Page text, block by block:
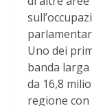
Uno dei
banda
da 16,8
regione